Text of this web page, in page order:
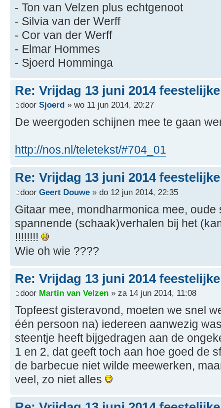
- Ton van Velzen plus echtgenoot
- Silvia van der Werff
- Cor van der Werff
- Elmar Hommes
- Sjoerd Homminga
Re: Vrijdag 13 juni 2014
door Sjoerd » wo 11 jun 2014, 20:27
De weergoden schijnen mee te gaan
http://nos.nl/teletekst/#704_01
Re: Vrijdag 13 juni 2014
door Geert Douwe » do 12 jun 2014, 22:35
Gitaar mee, mondharmonica mee,
spannende (schaak)verhalen bij het
!!!!!!!!
Wie oh wie ????
Re: Vrijdag 13 juni 2014
door Martin van Velzen » za 14 jun 2014, 11:08
Topfeest gisteravond, moeten we snel
één persoon na) iedereen aanwezig
steentje heeft bijgedragen aan de
1 en 2, dat geeft toch aan hoe goed de
de barbecue niet wilde meewerken,
veel, zo niet alles